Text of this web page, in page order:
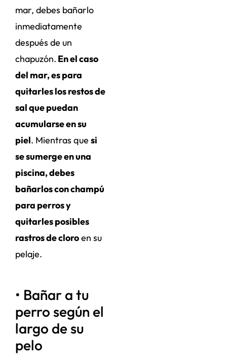
mar, debes bañarlo
inmediatamente
después de un
chapuzón. En el caso
del mar, es para
quitarles los restos de
sal que puedan
acumularse en su
piel. Mientras que si
se sumerge en una
piscina, debes
bañarlos con champú
para perros y
quitarles posibles
rastros de cloroen su
pelaje.
• Bañar a tu
perro según el
largo de su
pelo